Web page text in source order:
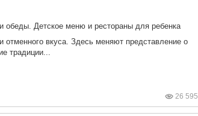
обеды. Детское меню и рестораны для ребенка
вкуса. Здесь меняют представление о
традиции...
26 595